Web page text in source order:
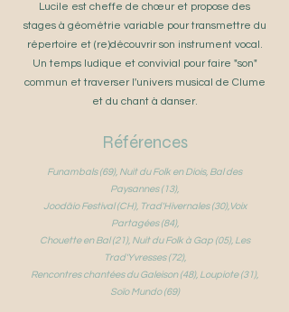
Lucile est cheffe de chœur et propose des
stages à géométrie variable pour transmettre du
répertoire et (re)découvrir son instrument vocal.
Un temps ludique et convivial pour faire "son"
commun et traverser l'univers musical de Clume
et du chant à danser.
Références
Funambals (69), Nuit du Folk en Diois, Bal des
Paysannes (13),
Joodäio Festival (CH), Trad'Hivernales (30),Voix
Partagées (84),
Chouette en Bal (21), Nuit du Folk à Gap (05), Les
Trad'Yvresses (72),
Rencontres chantées du Galeison (48), Loupiote (31),
Soïo Mundo (69)